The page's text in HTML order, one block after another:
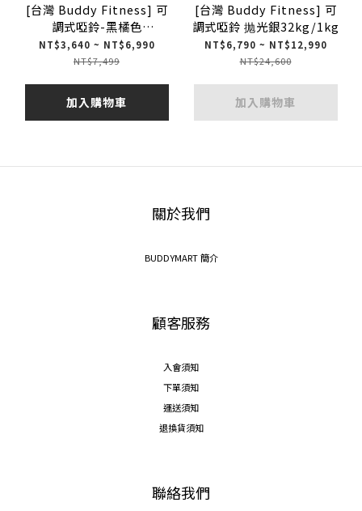
[台灣 Buddy Fitness] 可
調式啞鈴-黑橘色
25kg/2.5kg
NT$3,640 ~ NT$6,990
NT$7,499
加入購物車
[台灣 Buddy Fitness] 可
調式啞鈴 抛光銀32kg/1kg
NT$6,790 ~ NT$12,990
NT$24,600
加入購物車
關於我們
BUDDYMART 簡介
顧客服務
入會須知
下單須知
運送須知
退換貨須知
聯絡我們